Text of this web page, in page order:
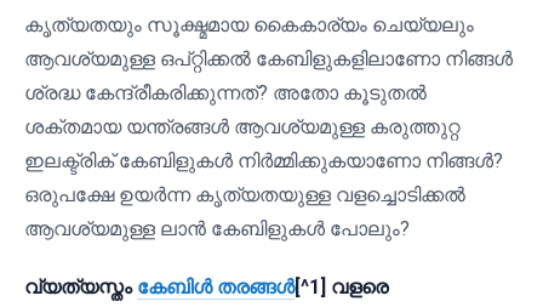
കൃത്യതയും സൂക്ഷ്മമായ കൈകാര്യം ചെയ്യലും
ആവശ്യമുള്ള ഒപ്റ്റിക്കൽ കേബിളുകളിലാണോ നിങ്ങൾ
ശ്രദ്ധ കേന്ദ്രീകരിക്കുന്നത്? അതോ കൂടുതൽ
ശക്തമായ യന്ത്രങ്ങൾ ആവശ്യമുള്ള കരുത്തുറ്റ
ഇലക്ട്രിക് കേബിളുകൾ നിർമ്മിക്കുകയാണോ നിങ്ങൾ?
ഒരുപക്ഷേ ഉയർന്ന കൃത്യതയുള്ള വളച്ചൊടിക്കൽ
ആവശ്യമുള്ള ലാൻ കേബിളുകൾ പോലും?
വ്യത്യസ്തം കേബിൾ തരങ്ങൾ[^1] വളരെ